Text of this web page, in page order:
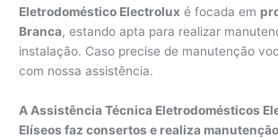
Eletrodoméstico Electrolux é focada em
Branca, estando apta para realizar
instalação. Caso precise de manutenção
com nossa assistência.
A Assistência Técnica Eletrodomésticos
Elíseos faz consertos e realiza